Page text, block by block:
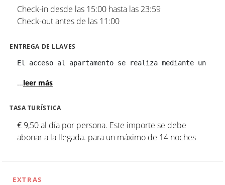
Check-in desde las 15:00 hasta las 23:59
Check-out antes de las 11:00
ENTREGA DE LLAVES
El acceso al apartamento se realiza mediante un
...leer más
TASA TURÍSTICA
€ 9,50 al día por persona. Este importe se debe
abonar a la llegada. para un máximo de 14 noches
EXTRAS